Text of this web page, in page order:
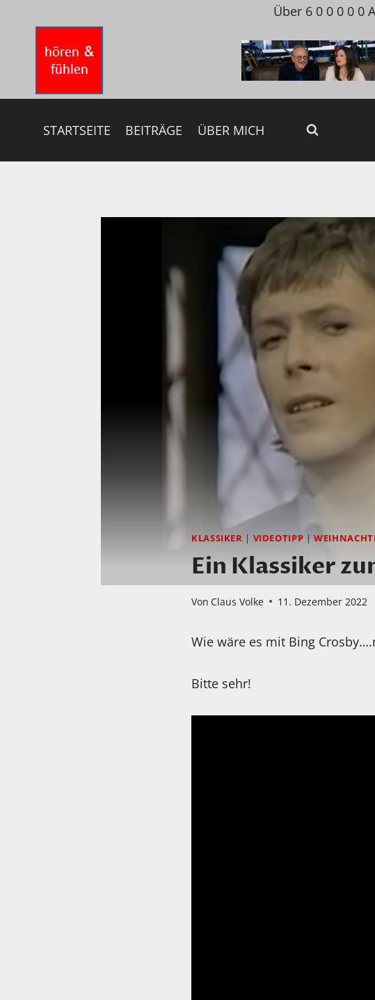
springen
Über 6 0 0 0 0 0
STARTSEITE BEITRÄGE ÜBER MICH
KLASSIKER | VIDEOTIPP |
Ein Klassiker
Von Claus Volke 11. Dezember 2022
Wie wäre es mit Bing
Bitte sehr!